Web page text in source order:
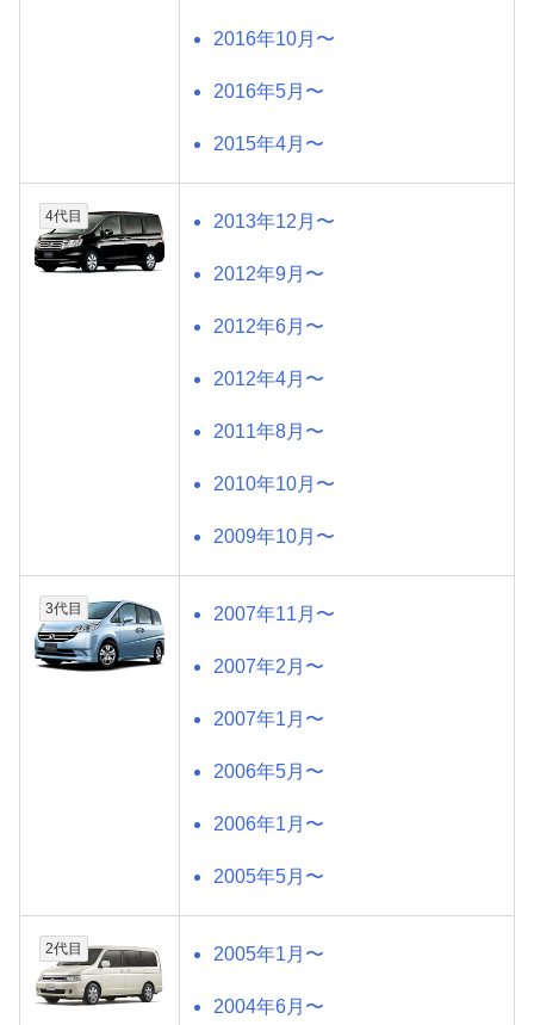
2016年10月〜
2016年5月〜
2015年4月〜
4代目 2013年12月〜
2012年9月〜
2012年6月〜
2012年4月〜
2011年8月〜
2010年10月〜
2009年10月〜
3代目 2007年11月〜
2007年2月〜
2007年1月〜
2006年5月〜
2006年1月〜
2005年5月〜
2代目 2005年1月〜
2004年6月〜